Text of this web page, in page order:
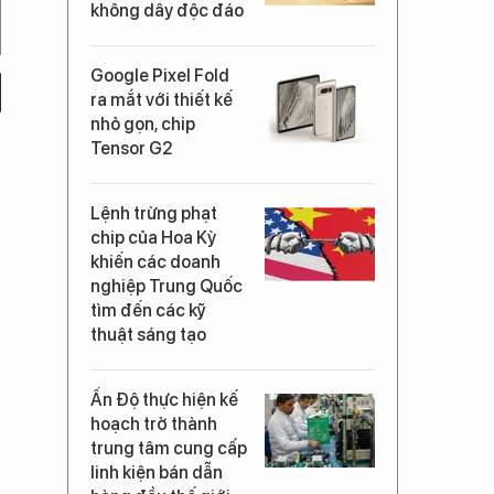
không dây độc đáo
Google Pixel Fold
ra mắt với thiết kế
nhỏ gọn, chip
Tensor G2
Lệnh trừng phạt
chip của Hoa Kỳ
khiến các doanh
nghiệp Trung Quốc
tìm đến các kỹ
thuật sáng tạo
Ấn Độ thực hiện kế
hoạch trở thành
trung tâm cung cấp
linh kiện bán dẫn